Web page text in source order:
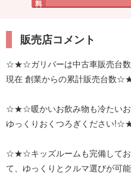
販売店コメント
☆★☆ガリバーは中古車販売台数
現在 創業からの累計販売台数
☆★☆暖かいお飲み物も冷たいお
ゆっくりおくつろぎください
☆★☆キッズルームも完備してお
て、ゆっくりとクルマ選びが